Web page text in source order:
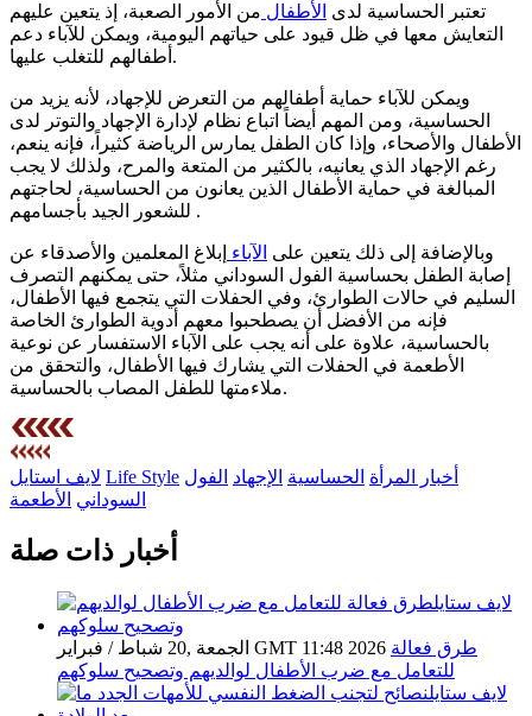
تعتبر الحساسية لدى الأطفال من الأمور الصعبة، إذ يتعين عليهم
التعايش معها في ظل قيود على حياتهم اليومية، ويمكن للآباء دعم
أطفالهم للتغلب عليها.
ويمكن للآباء حماية أطفالهم من التعرض للإجهاد، لأنه يزيد من
الحساسية، ومن المهم أيضاً اتباع نظام لإدارة الإجهاد والتوتر لدى
الأطفال والأصحاء، وإذا كان الطفل يمارس الرياضة كثيراً، فإنه ينعم،
رغم الإجهاد الذي يعانيه، بالكثير من المتعة والمرح، ولذلك لا يجب
المبالغة في حماية الأطفال الذين يعانون من الحساسية، لحاجتهم
للشعور الجيد بأجسامهم.
وبالإضافة إلى ذلك يتعين على الآباء إبلاغ المعلمين والأصدقاء عن
إصابة الطفل بحساسية الفول السوداني مثلاً، حتى يمكنهم التصرف
السليم في حالات الطوارئ، وفي الحفلات التي يتجمع فيها الأطفال،
فإنه من الأفضل أن يصطحبوا معهم أدوية الطوارئ الخاصة
بالحساسية، علاوة على أنه يجب على الآباء الاستفسار عن نوعية
الأطعمة في الحفلات التي يشارك فيها الأطفال، والتحقق من
ملاءمتها للطفل المصاب بالحساسية.
لايف استايل Life Style أخبار المرأة الحساسية الإجهاد الفول
السوداني الأطعمة
أخبار ذات صلة
الجمعة ,20 شباط / فبراير GMT 11:48 2026 طرق فعالة
للتعامل مع ضرب الأطفال لوالديهم وتصحيح سلوكهم